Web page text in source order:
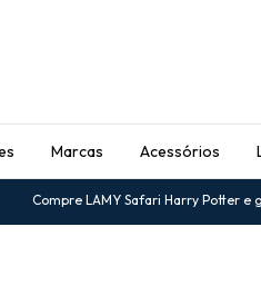
Marcas Acessórios
Compre LAMY Safari Harry Potter e